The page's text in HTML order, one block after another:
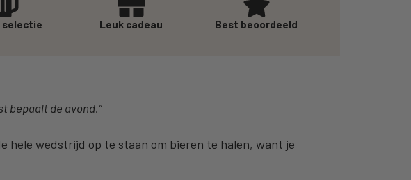
selectie Leuk cadeau Best beoordeeld
bepaalt de avond.”
hele wedstrijd op te staan om bieren te halen, want je